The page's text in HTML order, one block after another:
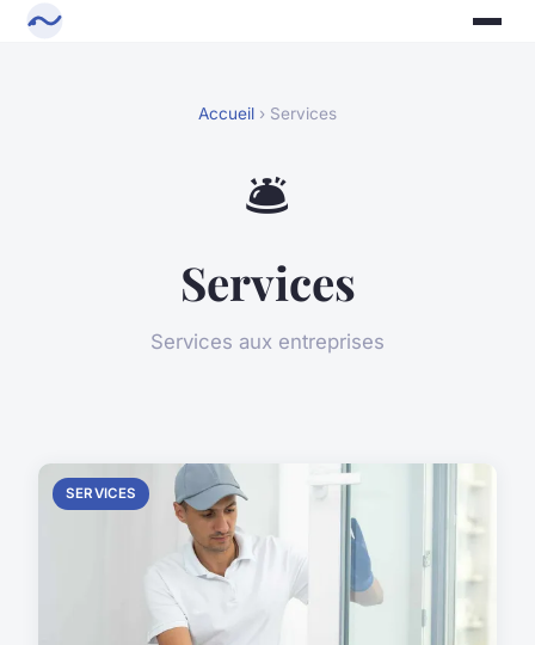
Accueil › Services
🛎️
Services
Services aux entreprises
SERVICES